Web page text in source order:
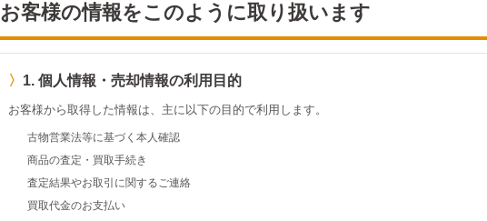
お客様の情報をこのように取り扱います
1. 個人情報・売却情報の利用目的
お客様から取得した情報は、主に以下の目的で利用します。
古物営業法等に基づく本人確認
商品の査定・買取手続き
査定結果やお取引に関するご連絡
買取代金のお支払い